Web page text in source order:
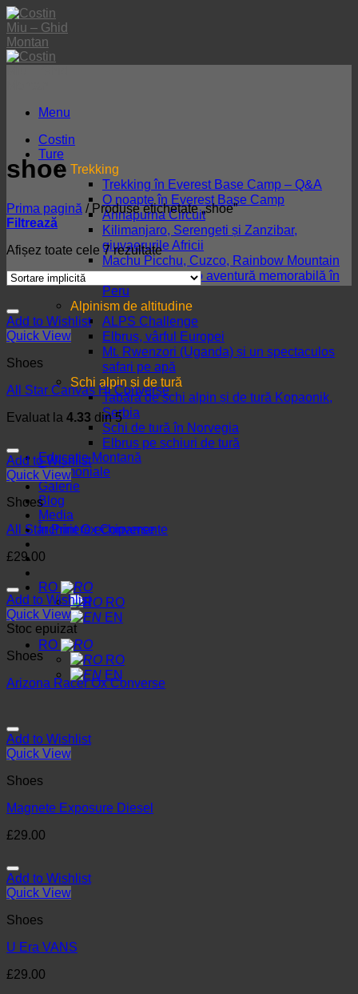
Skip
to
content
Menu
Costin
Ture
Trekking
Trekking în Everest Base Camp – Q&A
O noapte în Everest Base Camp
Annapurna Circuit
Kilimanjaro, Serengeti și Zanzibar,
giuvaerurile Africii
Machu Picchu, Cuzco, Rainbow Mountain
și lacul Titicaca, o aventură memorabilă în
Peru
Alpinism de altitudine
ALPS Challenge
Elbrus, vârful Europei
Mt. Rwenzori (Uganda) și un spectaculos
safari pe apă
Schi alpin și de tură
Tabără de schi alpin și de tură Kopaonik,
Serbia
Schi de tură în Norvegia
Elbrus pe schiuri de tură
Educație Montană
Testimoniale
Galerie
Blog
Media
Închiriere echipamente
RO
RO
EN
RO
RO
EN
shoe
Prima pagină /Produse etichetate „shoe”
Filtrează
Afișez toate cele 7 rezultate
Add to Wishlist
Quick View
Shoes
All Star Canvas Hi Converse
Evaluat la 4.33 din 5
Add to Wishlist
Quick View
Shoes
All Star Print Ox Converse
£29.00
Add to Wishlist
Quick View
Stoc epuizat
Shoes
Arizona Racer Ox Converse
Add to Wishlist
Quick View
Shoes
Magnete Exposure Diesel
£29.00
Add to Wishlist
Quick View
Shoes
U Era VANS
£29.00